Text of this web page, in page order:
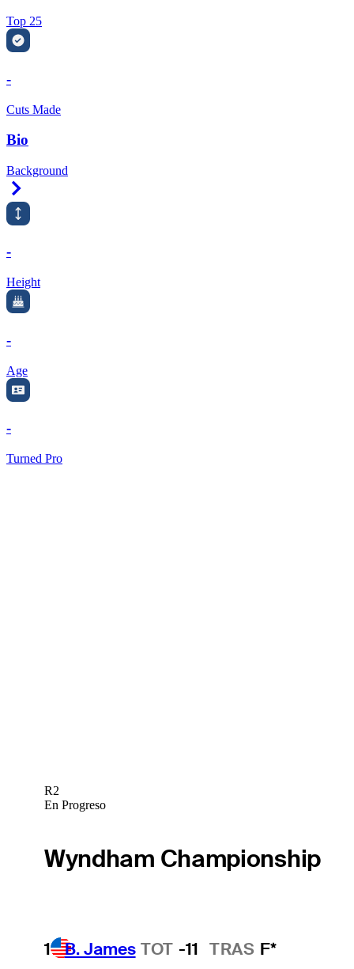
Top 25
-
Cuts Made
Bio
Background
-
Height
-
Age
-
Turned Pro
R2
En Progreso
Wyndham Championship
1 B. James TOT -11 TRAS F*